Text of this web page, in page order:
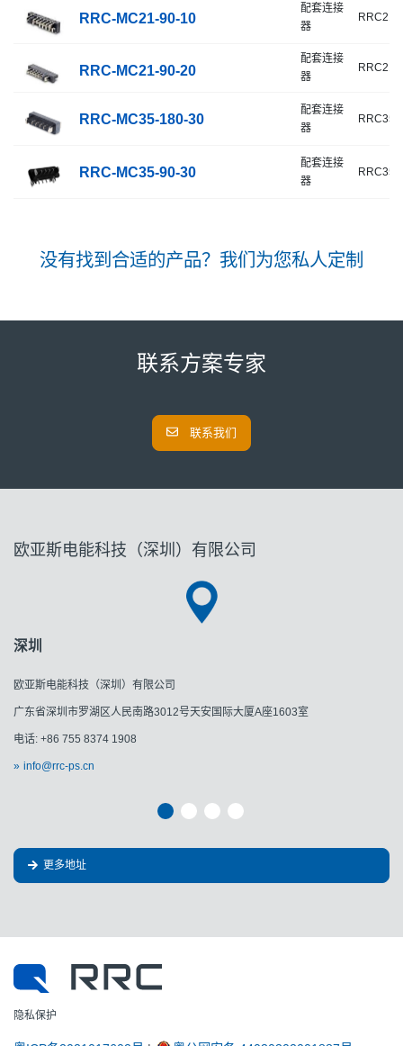
RRC-MC21-90-10
配套连接
器
RRC-MC21-90-20
配套连接
器
RRC-MC35-180-30
配套连接
器
RRC-MC35-90-30
配套连接
器
没有找到合适的产品？我们为您私人定制
联系方案专家
联系我们
欧亚斯电能科技（深圳）有限公司
深圳
欧亚斯电能科技（深圳）有限公司
广东省深圳市罗湖区人民南路3012号天安国际大厦A座1603室
电话: +86 755 8374 1908
info@rrc-ps.cn
更多地址
隐私保护